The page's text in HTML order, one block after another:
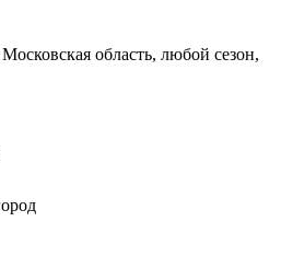
Московская область, любой сезон,